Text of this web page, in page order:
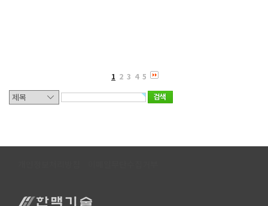
1 2 3 4 5